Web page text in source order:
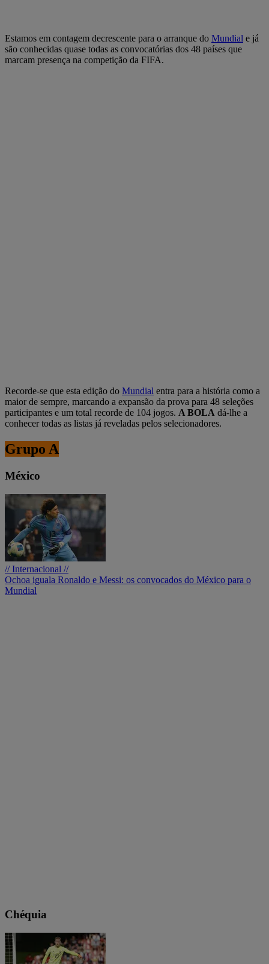
Estamos em contagem decrescente para o arranque do Mundial e já
são conhecidas quase todas as convocatórias dos 48 países que
marcam presença na competição da FIFA.
Recorde-se que esta edição do Mundial entra para a história como a
maior de sempre, marcando a expansão da prova para 48 seleções
participantes e um total recorde de 104 jogos. A BOLA dá-lhe a
conhecer todas as listas já reveladas pelos selecionadores.
Grupo A
México
// Internacional //
Ochoa iguala Ronaldo e Messi: os convocados do México para o
Mundial
Chéquia